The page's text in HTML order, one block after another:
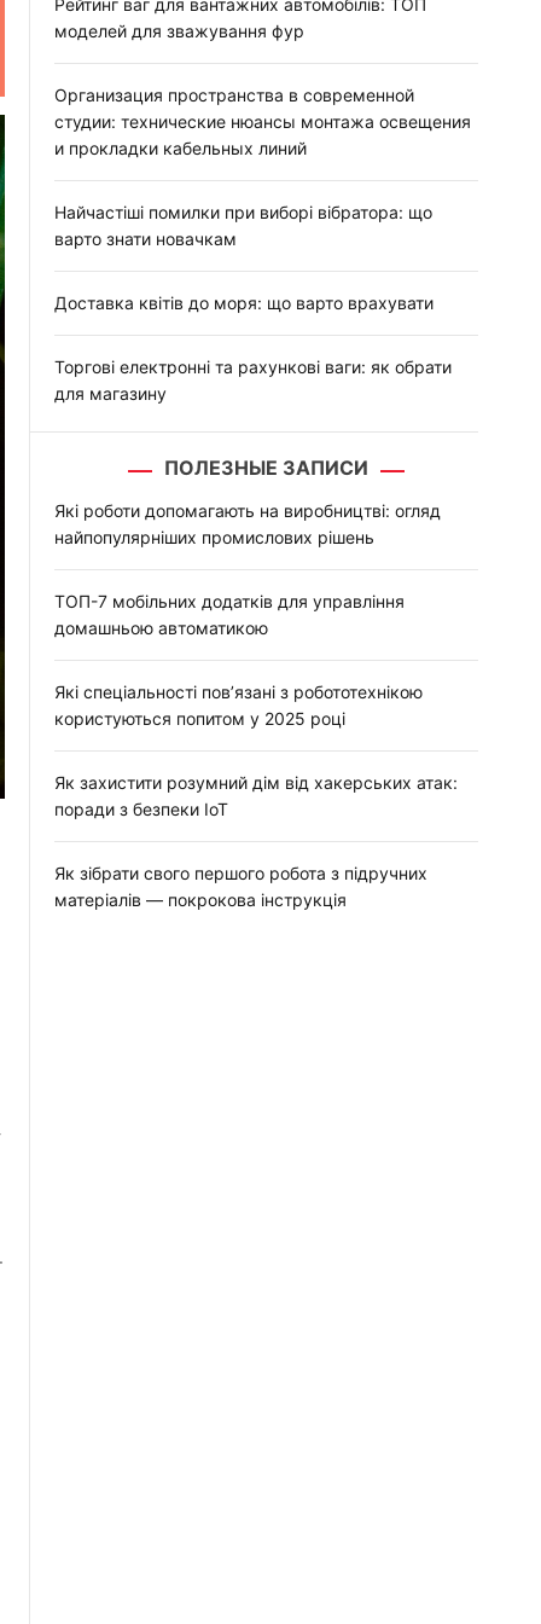
Рейтинг ваг для вантажних автомобілів: ТОП
моделей для зважування фур
Организация пространства в современной
студии: технические нюансы монтажа освещения
и прокладки кабельных линий
Найчастіші помилки при виборі вібратора: що
варто знати новачкам
Доставка квітів до моря: що варто врахувати
Торгові електронні та рахункові ваги: як обрати
для магазину
ПОЛЕЗНЫЕ ЗАПИСИ
Які роботи допомагають на виробництві: огляд
найпопулярніших промислових рішень
ТОП-7 мобільних додатків для управління
домашньою автоматикою
Які спеціальності пов’язані з робототехнікою
користуються попитом у 2025 році
Як захистити розумний дім від хакерських атак:
поради з безпеки IoT
Як зібрати свого першого робота з підручних
матеріалів — покрокова інструкція